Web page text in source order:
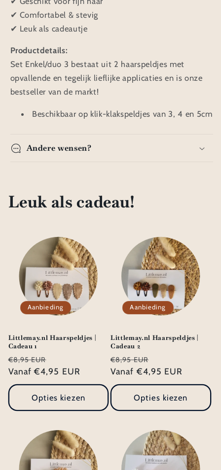
✔ Comfortabel & stevig
✔ Leuk als cadeautje
Productdetails:
Set Enkel/duo 3 bestaat uit 2 haarspeldjes met
opvallende en tegelijk lieflijke applicaties en is onze
bestseller van de markt!
Beschikbaar op klik-klakspeldjes van 3, 4 en 5cm
Andere wensen?
Leuk als cadeau!
Aanbieding
Littlemay.nl Haarspeldjes |
Cadeau 1
Normale
prijs
€8,95 EUR
Aanbiedingsprijs
Vanaf €4,95 EUR
Opties kiezen
Aanbieding
Littlemay.nl Haarspeldjes |
Cadeau 2
Normale
prijs
€8,95 EUR
Vanaf €4,95 EUR
Opties kiezen